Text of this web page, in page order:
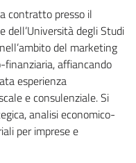
contratto presso il
dell’Università degli Studi
del marketing
affiancando
esperienza
e consulenziale. Si
analisi economico-
per imprese e